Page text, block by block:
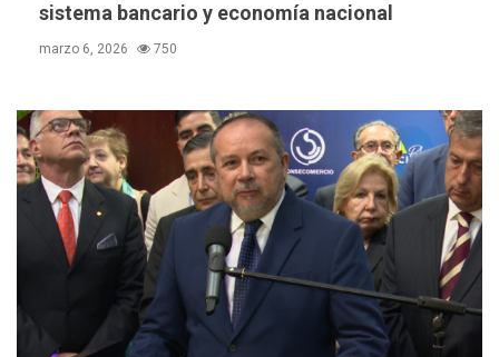
sistema bancario y economía nacional
marzo 6, 2026 750